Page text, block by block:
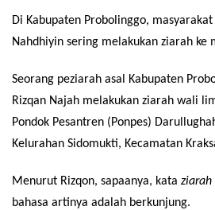
Di Kabupaten Probolinggo,
Nahdhiyin sering melakukan ziarah ke
Seorang peziarah asal Kabupaten
Rizqan Najah melakukan ziarah wali
Pondok Pesantren (Ponpes)
Kelurahan Sidomukti, Kecamatan
Menurut Rizqon, sapaanya, kata ziarah
bahasa artinya adalah berkunjung.